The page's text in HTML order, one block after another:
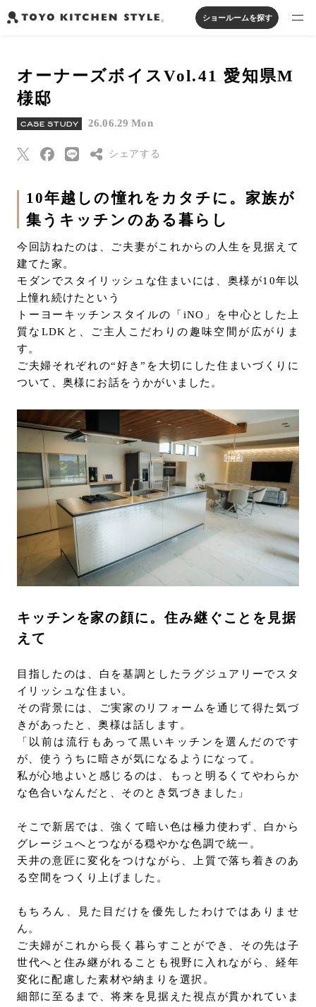
オープンキッチン
アイランドキッチン
ペニンシュラキッチン
セパレートキッチン
並列型キッチン
システムキッチン
家具・照明・タイル
バス・洗面
実例から探す
オンラインストア
お知らせ
カタログを見る
よくあるご質問
お問い合わせ
サポート
LANGUAGE :
JP
CN
オンライン見積もり ショールームを探す
ショールームを探す
オーナーズボイスVol.41 愛知県M
様邸
CASE STUDY 26.06.29 Mon
シェアする
Threads
Pinterest
はてなブックマー
ク
Eメールで送信
10年越しの憧れをカタチに。家族が
集うキッチンのある暮らし
今回訪ねたのは、ご夫妻がこれからの人生を見据えて
建てた家。
モダンでスタイリッシュな住まいには、奥様が10年以
上憧れ続けたという
トーヨーキッチンスタイルの「iNO」を中心とした上
質なLDKと、ご主人こだわりの趣味空間が広がりま
す。
ご夫婦それぞれの“好き”を大切にした住まいづくりに
ついて、奥様にお話をうかがいました。
キッチンを家の顔に。住み継ぐことを見据
えて
目指したのは、白を基調としたラグジュアリーでスタ
イリッシュな住まい。
その背景には、ご実家のリフォームを通じて得た気づ
きがあったと、奥様は話します。
「以前は流行もあって黒いキッチンを選んだのです
が、使ううちに暗さが気になるようになって。
私が心地よいと感じるのは、もっと明るくてやわらか
な色合いなんだと、そのとき気づきました」
そこで新居では、強くて暗い色は極力使わず、白から
グレージュへとつながる穏やかな色調で統一。
天井の意匠に変化をつけながら、上質で落ち着きのあ
る空間をつくり上げました。
もちろん、見た目だけを優先したわけではありませ
ん。
ご夫婦がこれから長く暮らすことができ、その先は子
世代へと住み継がれることも視野に入れながら、経年
変化に配慮した素材や納まりを選択。
細部に至るまで、将来を見据えた視点が貫かれていま